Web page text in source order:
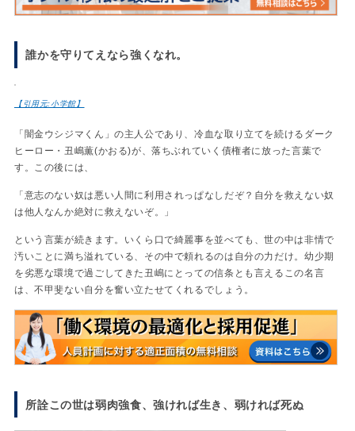
誰かを守りてえなら強くなれ。
【引用元:小学館】
「闇金ウシジマくん」の主人公であり、冷血な取り立てを続けるダーク
ヒーロー・丑嶋薫(かおる)が、落ちぶれていく債権者に放った言葉で
す。この後には、
「意志のない奴は悪い人間に利用されっぱなしだぞ？自分を救えない奴
は他人なんか絶対に救えないぞ。」
という言葉が続きます。いくら口で綺麗事を並べても、世の中は非情で
汚いことに満ち溢れている、その中で頼れるのは自分の力だけ。幼少期
を劣悪な環境で過ごしてきた丑嶋にとっての信条とも言えるこの名言
は、不甲斐ない自分を奮い立たせてくれるでしょう。
所詮この世は弱肉強食、強ければ生き、弱ければ死ぬ